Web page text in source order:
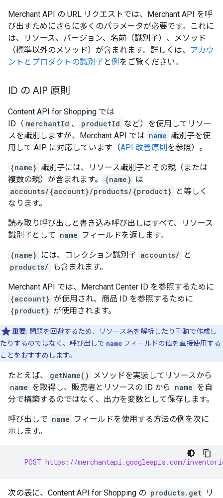
Merchant API の URL リクエストでは、Merchant API を呼
び出すためにさらに多くのパラメータが必要です。これに
は、リソース、バージョン、名前（識別子）、メソッド
（標準以外のメソッド）が含まれます。詳しくは、 アカウ
ントとプロダクトの識別子と例 をご覧ください。
ID の AIP 原則
Content API for Shopping では
ID（ merchantId 、 productId など）を使用してリソー
スを識別しますが、Merchant API では name 識別子を使
用して AIP に対応しています（API 改善原則を参照）。
{name} 識別子には、リソース識別子とその親（または
複数の親）が含まれます。
{name} は
accounts/{account}/products/{product}
と等しく
なります。
読み取り呼び出しと書き込み呼び出しはすべて、リソース
識別子として name フィールドを返します。
{name} には、コレクション識別子 accounts/
と
products/ も含まれます。
Merchant API では、Merchant Center ID を参照するために
{account} が使用され、商品 ID を参照するために
{product} が使用されます。
重要: 問題を回避するため、リソース名を解析したり手動で作成し
たりするのではなく、呼び出しで name フィールドの値を直接使用する
ことをおすすめします。
たとえば、 getName()
メソッドを実装してリソースから
name を取得し、販売者とリソースの ID から name を自
分で構築するのではなく、出力を変数として保存します。
呼び出しで name フィールドを使用する方法の例を次に
示します。
POST https://merchantapi.googleapis.com/
次の表に、Content API for Shopping の products.get リ